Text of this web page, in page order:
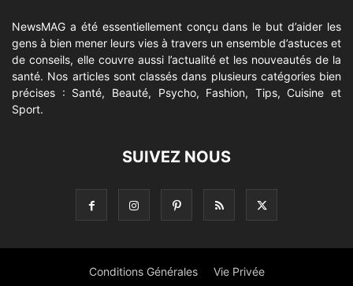
NewsMAG a été essentiellement conçu dans le but d’aider les
gens à bien mener leurs vies à travers un ensemble d’astuces et
de conseils, elle couvre aussi l’actualité et les nouveautés de la
santé. Nos articles sont classés dans plusieurs catégories bien
précises : Santé, Beauté, Psycho, Fashion, Tips, Cuisine et
Sport.
SUIVEZ NOUS
Conditions Générales Vie Privée